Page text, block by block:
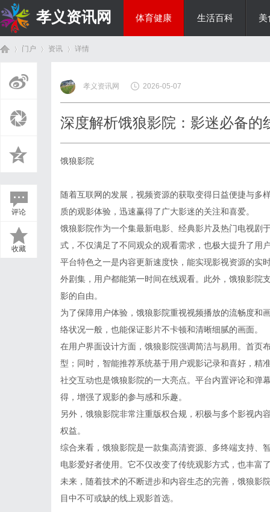
孝义资讯网 体育健康 生活百科 美
门户 资讯
›
详情
评论
收藏
孝义资讯网 2026-05-07
深度解析饿狼影院：影迷必备的
饿狼影院
随着互联网的发展，视频资源的获取变得日益便捷与多
质的观影体验，迅速赢得了广大影迷的关注和喜爱。
饿狼影院作为一个集最新电影、经典影片及热门电视剧
式，不仅满足了不同观众的观看需求，也极大提升了用
平台特色之一是内容更新速度快，能实现影视资源的实
外剧集，用户都能第一时间在线观看。此外，饿狼影院
影的自由。
为了保障用户体验，饿狼影院重视视频播放的流畅度和
络状况一般，也能保证影片不卡顿和清晰细腻的画面。
在用户界面设计方面，饿狼影院强调简洁与易用。首页
型；同时，智能推荐系统基于用户观影记录和喜好，精
社交互动也是饿狼影院的一大亮点。平台内置评论和弹
得，增强了观影的参与感和乐趣。
另外，饿狼影院非常注重版权合规，积极与多个影视内
权益。
综合来看，饿狼影院是一款集高清资源、多终端支持、
电影爱好者使用。它不仅改变了传统观影方式，也丰富
未来，随着技术的不断进步和内容生态的完善，饿狼影
目中不可或缺的线上观影首选。